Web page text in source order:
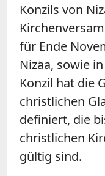
Konzils von
für Ende
Nizäa, sowie
Konzil hat die
christlichen
definiert, die
christlichen
gültig sind.